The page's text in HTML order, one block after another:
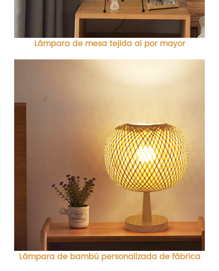
Lámpara de mesa tejida al por mayor
Lámpara de bambú personalizada de fábrica